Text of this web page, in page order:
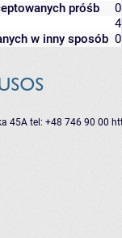
próśb
0
4
w inny sposób 0
45A tel: +48 746 90 00